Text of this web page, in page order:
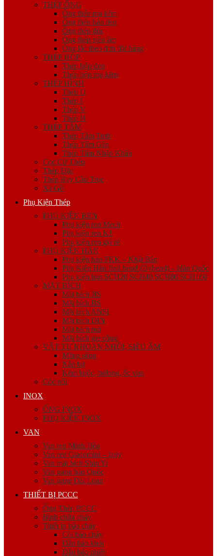
THÉP ỐNG
Ống thép mạ kẽm
Ống thép hàn đen
Ống thép đúc
Ống thép siêu âm
Ống lốc theo đơn đặt hàng
THÉP HỘP
Thép hộp đen
Thép hộp mạ kẽm
THÉP HÌNH
Thép U
Thép I
Thép V
Thép H
THÉP TẤM
Thép Tấm Trơn
Thép Tấm Gân
Thép Tấm Nhập Khẩu
Cọc Cừ Thép
Thép Đặc
Thép Ray Cầu Trục
Xà Gồ
Phụ Kiện Thép
PHỤ KIỆN REN
Phụ kiện ren Mech
Phụ kiện ren K1
Phụ kiện ren giá rẻ
PHỤ KIỆN HÀN
Phụ kiện hàn FKK – Nhật Bản
Phụ Kiện Hàn Jinil bend (Dybend) – Hàn Quốc
Phụ kiện hàn SCH20 SCH40 SCH80 SCH160
MẶT BÍCH
Mặt bích JIS
Mặt bích BS
Mặt bích ANSI
Mặt bích DIN
Mặt bích mù
Mặt bích gia công
VẬT TƯ KHOAN NHỒI, SIÊU ÂM
Măng sông
Nắp bịt
Kẽm buộc, bulong, ốc viss
Cóc nối
INOX
ỐNG INOX
PHỤ KIỆN INOX
VAN
Van ren Minh Hòa
Van ren Giacomini – Italy
Van mặt bích Shin Yi
Van gang hàn Quốc
Van gang Đài Loan
THIẾT BỊ PCCC
Ống Thép PCCC
Bình chữa cháy
Thiết bị báo cháy
Còi báo cháy
Đầu báo khói
Đầu báo nhiệt